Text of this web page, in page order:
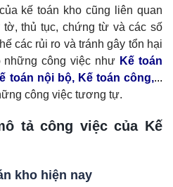
kế toán kho cũng liên quan
thủ tục, chứng từ và các số
các rủi ro và tránh gây tổn hại
những công việc như Kế toán
toán nội bộ, Kế toán công,...
công việc tương tự.
tả công việc của Kế
kho hiện nay